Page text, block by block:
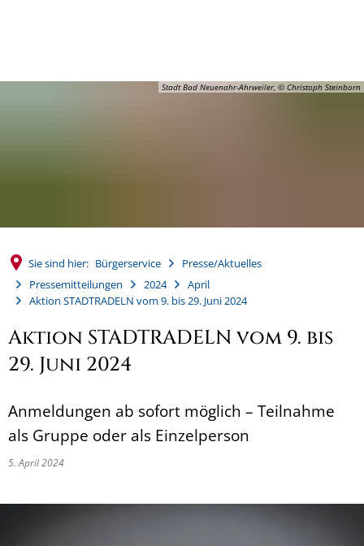
Stadt Bad Neuenahr-Ahrweiler, © Christoph Steinborn
Sie sind hier: Bürgerservice
Presse/Aktuelles
Pressemitteilungen
2024
April
Aktion STADTRADELN vom 9. bis 29. Juni 2024
Aktion STADTRADELN vom 9. bis
29. Juni 2024
Anmeldungen ab sofort möglich – Teilnahme
als Gruppe oder als Einzelperson
5. April 2024